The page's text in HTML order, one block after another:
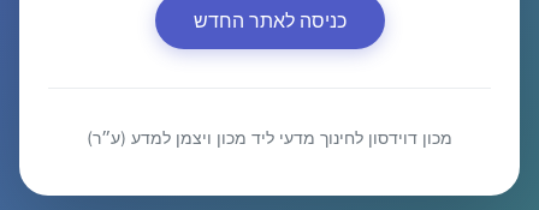
כניסה לאתר החדש
מכון דוידסון לחינוך מדעי ליד מכון ויצמן למדע (ע״ר)